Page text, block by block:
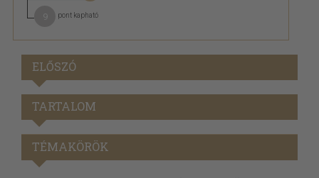
pont kapható
ELŐSZÓ
TARTALOM
TÉMAKÖRÖK